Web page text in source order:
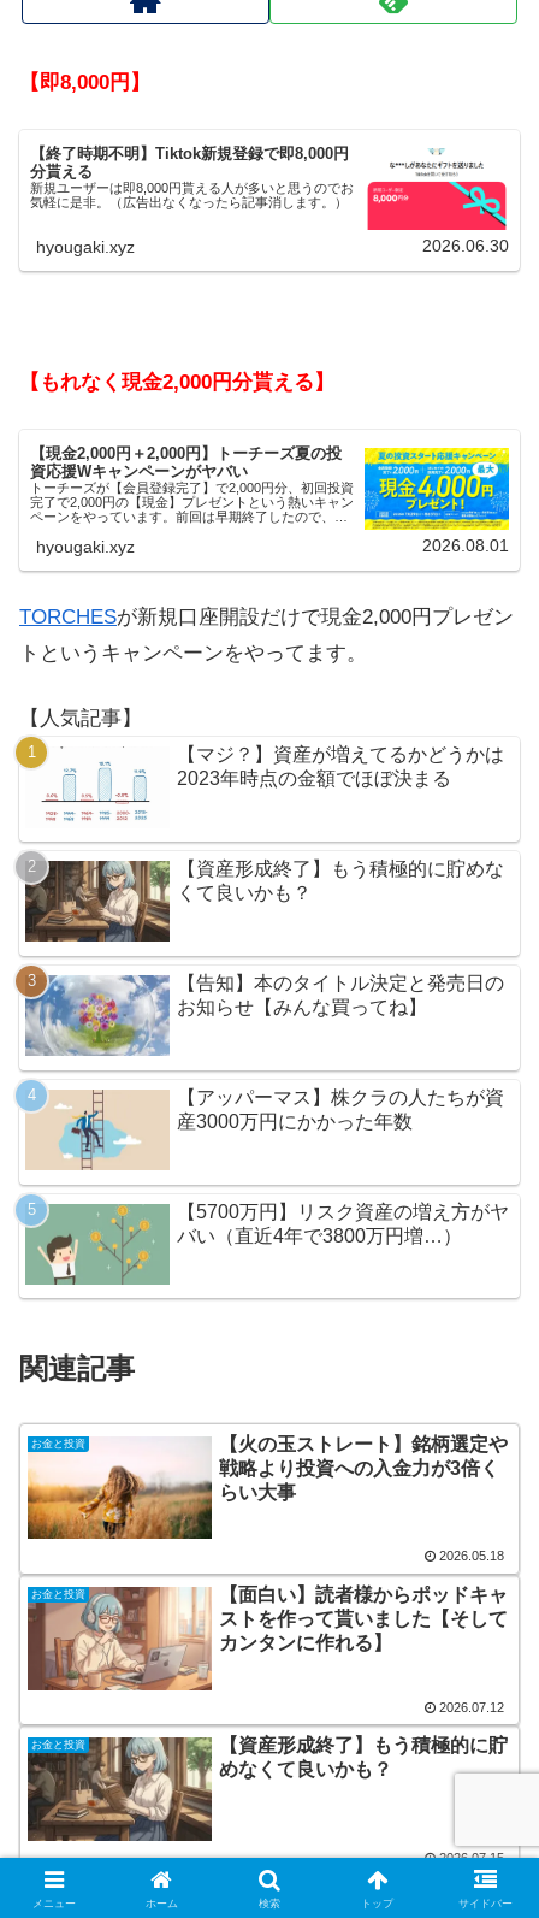
【即8,000円】
【終了時期不明】Tiktok新規登録で即8,000円
分貰える
新規ユーザーは即8,000円貰える人が多いと思うのでお
気軽に是非。（広告出なくなったら記事消します。）
hyougaki.xyz 2026.06.30
【もれなく現金2,000円分貰える】
【現金2,000円＋2,000円】トーチーズ夏の投
資応援Wキャンペーンがヤバい
トーチーズが【会員登録完了】で2,000円分、初回投資
完了で2,000円の【現金】プレゼントという熱いキャン
ペーンをやっています。前回は早期終了したので、使
hyougaki.xyz 2026.08.01
TORCHESが新規口座開設だけで現金2,000円プレゼン
トというキャンペーンをやってます。
【人気記事】
【マジ？】資産が増えてるかどうかは
2023年時点の金額でほぼ決まる
【資産形成終了】もう積極的に貯めな
くて良いかも？
【告知】本のタイトル決定と発売日の
お知らせ【みんな買ってね】
【アッパーマス】株クラの人たちが資
産3000万円にかかった年数
【5700万円】リスク資産の増え方がヤ
バい（直近4年で3800万円増…）
関連記事
お金と投資
【火の玉ストレート】銘柄選定や
戦略より投資への入金力が3倍く
らい大事
2026.05.18
お金と投資
【面白い】読者様からポッドキャ
ストを作って貰いました【そして
カンタンに作れる】
2026.07.12
お金と投資
【資産形成終了】もう積極的に貯
めなくて良いかも？
2026.07.15
【どっちが良い？】60歳で相続
メニュー ホーム 検索 トップ サイドバー